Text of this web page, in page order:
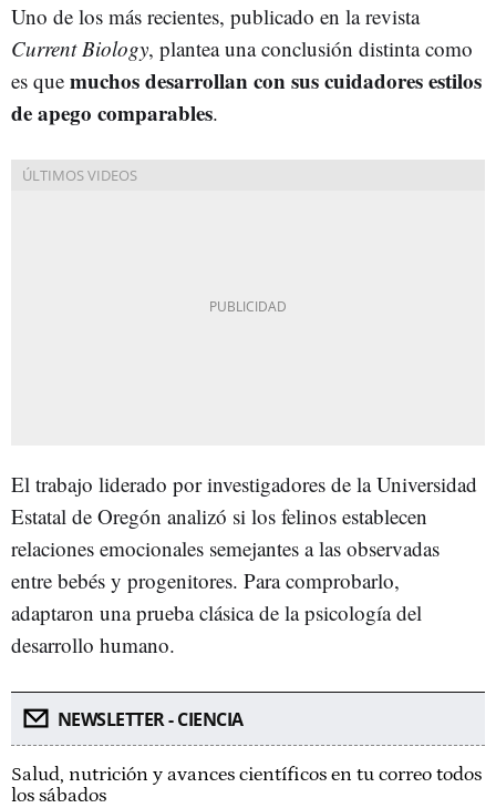
Uno de los más recientes, publicado en la revista
Current Biology, plantea una conclusión distinta como
es que muchos desarrollan con sus cuidadores estilos
de apego comparables.
El trabajo liderado por investigadores de la Universidad
Estatal de Oregón analizó si los felinos establecen
relaciones emocionales semejantes a las observadas
entre bebés y progenitores. Para comprobarlo,
adaptaron una prueba clásica de la psicología del
desarrollo humano.
NEWSLETTER - CIENCIA
Salud, nutrición y avances científicos en tu correo todos
los sábados